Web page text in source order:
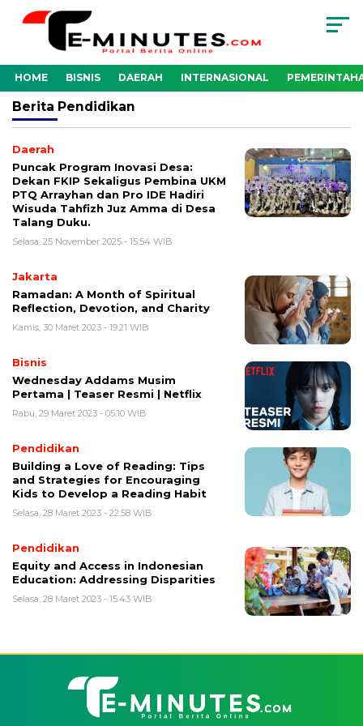
HOME BISNIS DAERAH INTERNASIONAL
Berita Pendidikan
Daerah
Puncak Program Inovasi Desa:
Dekan FKIP Sekaligus Pembina UKM
PTQ Arrayhan dan Pro IDE Hadiri
Wisuda Tahfizh Juz Amma di Desa
Talang Duku.
Selasa, 25 November 2025 - 15:54 WIB
Jakarta
Ramadan: A Month of Spiritual
Reflection, Devotion, and Charity
Kamis, 30 Maret 2023 - 19:21 WIB
Bisnis
Wednesday Addams Musim
Pertama | Teaser Resmi | Netflix
Rabu, 29 Maret 2023 - 05:10 WIB
Pendidikan
Building a Love of Reading: Tips
and Strategies for Encouraging
Kids to Develop a Reading Habit
Selasa, 28 Maret 2023 - 22:58 WIB
Pendidikan
Equity and Access in Indonesian
Education: Addressing Disparities
Selasa, 28 Maret 2023 - 15:43 WIB